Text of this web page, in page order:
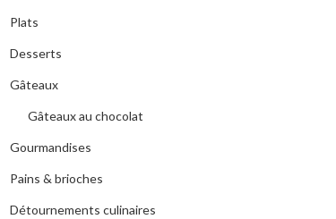
Plats
Desserts
Gâteaux
Gâteaux au chocolat
Gourmandises
Pains & brioches
Détournements culinaires